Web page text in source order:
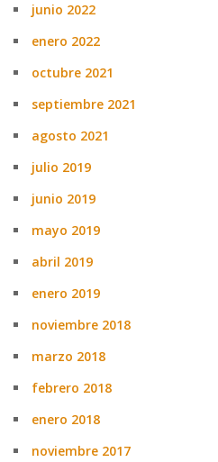
junio 2022
enero 2022
octubre 2021
septiembre 2021
agosto 2021
julio 2019
junio 2019
mayo 2019
abril 2019
enero 2019
noviembre 2018
marzo 2018
febrero 2018
enero 2018
noviembre 2017